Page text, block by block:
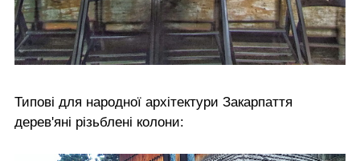
Типові для народної архітектури Закарпаття
дерев'яні різьблені колони: